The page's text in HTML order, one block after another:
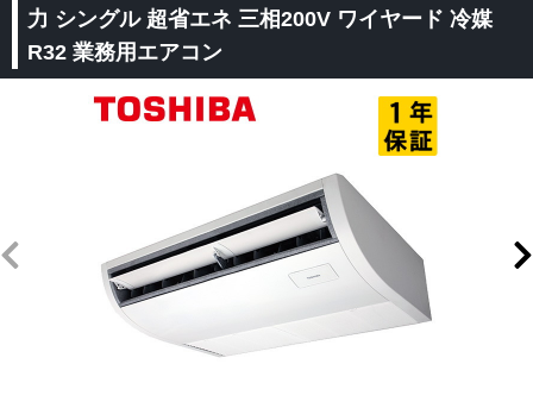
力 シングル 超省エネ 三相200V ワイヤード 冷媒
R32 業務用エアコン